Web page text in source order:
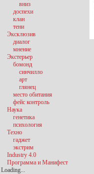
вниз
доспехи
клан
тени
Эксклюзив
диалог
мнение
Экстерьер
бомонд
синчилло
арт
глянец
место обитания
фейс контроль
Наука
генетика
психология
Техно
гаджет
экстрим
Industry 4.0
Программа и Манифест
Loading...